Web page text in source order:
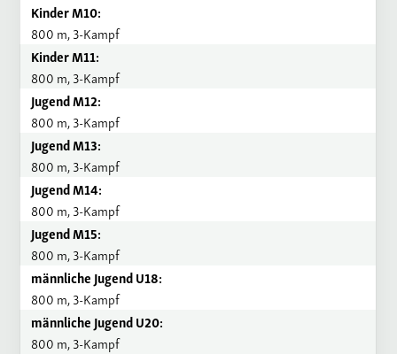
Kinder M10:
800 m, 3-Kampf
Kinder M11:
800 m, 3-Kampf
Jugend M12:
800 m, 3-Kampf
Jugend M13:
800 m, 3-Kampf
Jugend M14:
800 m, 3-Kampf
Jugend M15:
800 m, 3-Kampf
männliche Jugend U18:
800 m, 3-Kampf
männliche Jugend U20:
800 m, 3-Kampf